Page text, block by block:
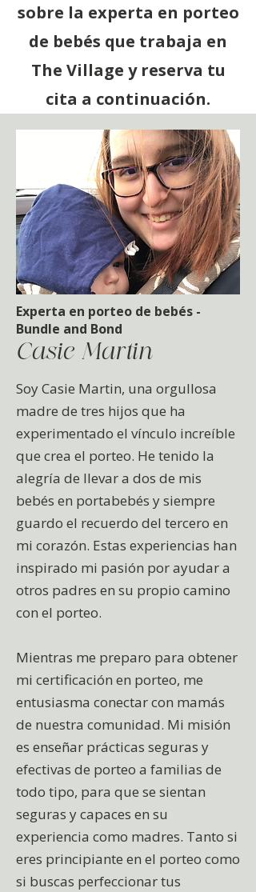
sobre la experta en porteo
de bebés que trabaja en
The Village y reserva tu
cita a continuación.
Experta en porteo de bebés -
Bundle and Bond
Casie Martin
Soy Casie Martin, una orgullosa
madre de tres hijos que ha
experimentado el vínculo increíble
que crea el porteo. He tenido la
alegría de llevar a dos de mis
bebés en portabebés y siempre
guardo el recuerdo del tercero en
mi corazón. Estas experiencias han
inspirado mi pasión por ayudar a
otros padres en su propio camino
con el porteo.
Mientras me preparo para obtener
mi certificación en porteo, me
entusiasma conectar con mamás
de nuestra comunidad. Mi misión
es enseñar prácticas seguras y
efectivas de porteo a familias de
todo tipo, para que se sientan
seguras y capaces en su
experiencia como madres. Tanto si
eres principiante en el porteo como
si buscas perfeccionar tus